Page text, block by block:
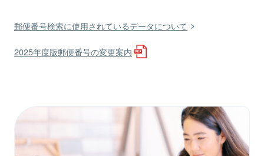
郵便番号検索に使用されているデータについて
2025年度版郵便番号の変更案内